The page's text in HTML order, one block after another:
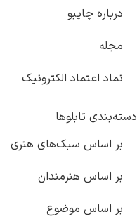
درباره چاپبو
مجله
نماد اعتماد الکترونیک
دسته‌بندی تابلوها
بر اساس سبک‌های هنری
بر اساس هنرمندان
بر اساس موضوع